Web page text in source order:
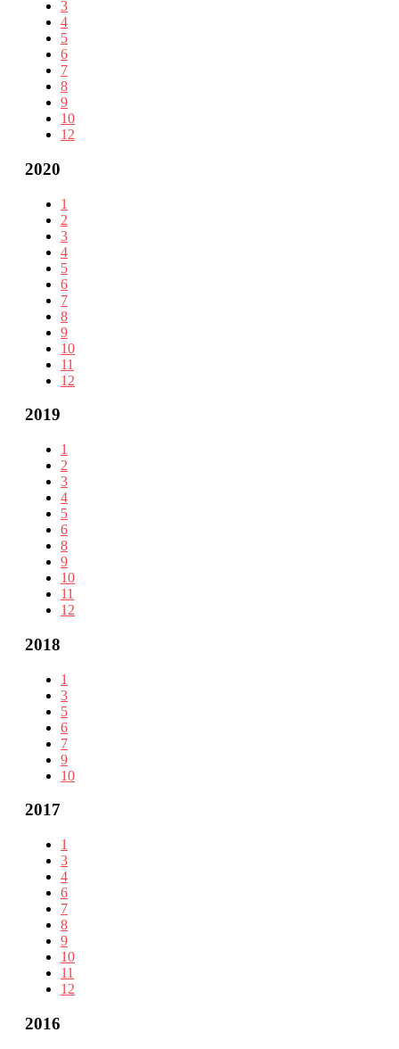
3
4
5
6
7
8
9
10
12
2020
1
2
3
4
5
6
7
8
9
10
11
12
2019
1
2
3
4
5
6
8
9
10
11
12
2018
1
3
5
6
7
9
10
2017
1
3
4
6
7
8
9
10
11
12
2016